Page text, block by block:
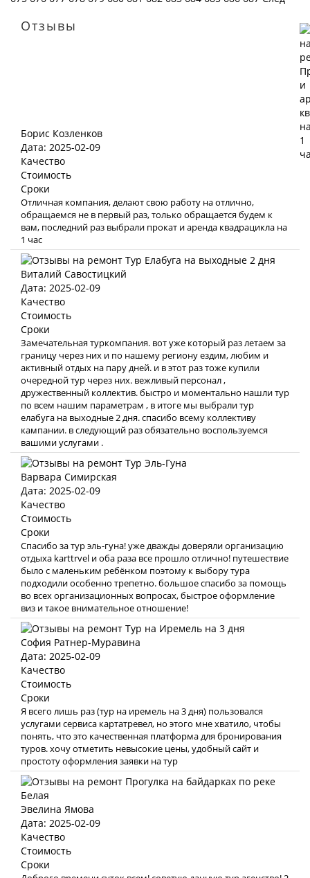
Отзывы
Борис Козленков
Дата: 2025-02-09
Качество
Стоимость
Сроки
Отличная компания, делают свою работу на отлично,
обращаемся не в первый раз, только обращается будем к
вам, последний раз выбрали прокат и аренда квадрацикла на
1 час
Виталий Савостицкий
Дата: 2025-02-09
Качество
Стоимость
Сроки
Замечательная туркомпания. вот уже который раз летаем за
границу через них и по нашему региону ездим, любим и
активный отдых на пару дней. и в этот раз тоже купили
очередной тур через них. вежливый персонал ,
дружественный коллектив. быстро и моментально нашли тур
по всем нашим параметрам , в итоге мы выбрали тур
елабуга на выходные 2 дня. спасибо всему коллективу
кампании. в следующий раз обязательно воспользуемся
вашими услугами .
Варвара Симирская
Дата: 2025-02-09
Качество
Стоимость
Сроки
Спасибо за тур эль-гуна! уже дважды доверяли организацию
отдыха karttrvel и оба раза все прошло отлично! путешествие
было с маленьким ребёнком поэтому к выбору тура
подходили особенно трепетно. большое спасибо за помощь
во всех организационных вопросах, быстрое оформление
виз и такое внимательное отношение!
София Ратнер-Муравина
Дата: 2025-02-09
Качество
Стоимость
Сроки
Я всего лишь раз (тур на иремель на 3 дня) пользовался
услугами сервиса картатревел, но этого мне хватило, чтобы
понять, что это качественная платформа для бронирования
туров. хочу отметить невысокие цены, удобный сайт и
простоту оформления заявки на тур
Эвелина Ямова
Дата: 2025-02-09
Качество
Стоимость
Сроки